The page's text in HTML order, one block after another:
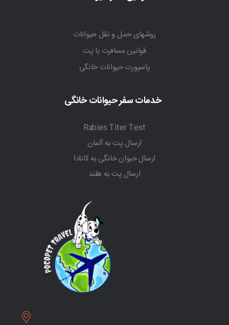
روشهای حمل و نقل حیوانات
قوانین مسافرت با پت
پاسپورت حیوانات خانگی
خدمات سفر حیوانات خانگی
Rabies Titer Test
ارسال پت به آلمان
ارسال حیوان خانگی به کانادا
ارسال پت به هلند